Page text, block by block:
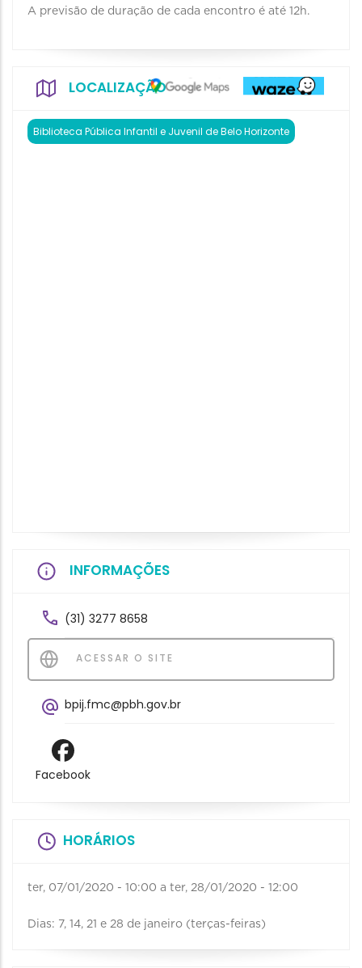
A previsão de duração de cada encontro é até 12h.
LOCALIZAÇÃO
Biblioteca Pública Infantil e Juvenil de Belo Horizonte
INFORMAÇÕES
(31) 3277 8658
ACESSAR O SITE
bpij.fmc@pbh.gov.br
Facebook
HORÁRIOS
ter, 07/01/2020 - 10:00 a ter, 28/01/2020 - 12:00
Dias: 7, 14, 21 e 28 de janeiro (terças-feiras)